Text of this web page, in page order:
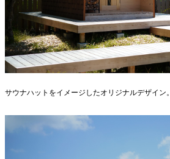
サウナハットをイメージしたオリジナルデザイン。